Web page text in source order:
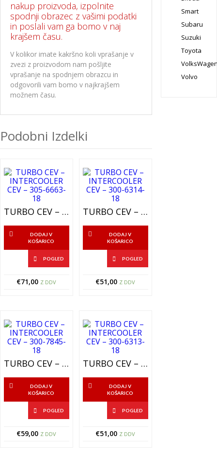
nakup proizvoda, izpolnite
spodnji obrazec z vašimi podatki
in poslali vam ga bomo v naj
krajšem času.
V kolikor imate kakršno koli vprašanje v
zvezi z proizvodom nam pošljite
vprašanje na spodnjem obrazcu in
odgovorili vam bomo v najkrajšem
možnem času.
Podobni Izdelki
TURBO CEV – INTERCOOLER CEV – 305-6663-18
DODAJ V
KOŠARICO
POGLED
€71,00 Z DDV
TURBO CEV – INTERCOOLER CEV – 300-6314-18
DODAJ V
KOŠARICO
POGLED
€51,00 Z DDV
TURBO CEV – INTERCOOLER CEV – 300-7845-18
DODAJ V
KOŠARICO
POGLED
€59,00 Z DDV
TURBO CEV – INTERCOOLER CEV – 300-6313-18
DODAJ V
KOŠARICO
POGLED
€51,00 Z DDV
Smart
Subaru
Suzuki
Toyota
Volvo